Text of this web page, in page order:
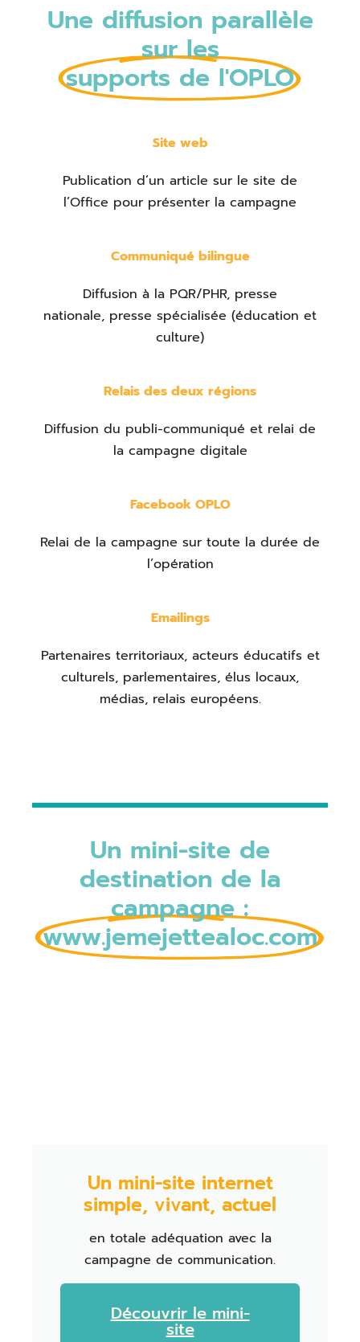
Une diffusion parallèle
sur les
supports de l'OPLO
Site web
Publication d’un article sur le site de
l’Office pour présenter la campagne
Communiqué bilingue
Diffusion à la PQR/PHR, presse
nationale, presse spécialisée (éducation et
culture)
Relais des deux régions
Diffusion du publi-communiqué et relai de
la campagne digitale
Facebook OPLO
Relai de la campagne sur toute la durée de
l’opération
Emailings
Partenaires territoriaux, acteurs éducatifs et
culturels, parlementaires, élus locaux,
médias, relais européens.
Un mini-site de
destination de la
campagne :
www.jemejettealoc.com
Un mini-site internet
simple, vivant, actuel
en totale adéquation avec la
campagne de communication.
Découvrir le mini-
site